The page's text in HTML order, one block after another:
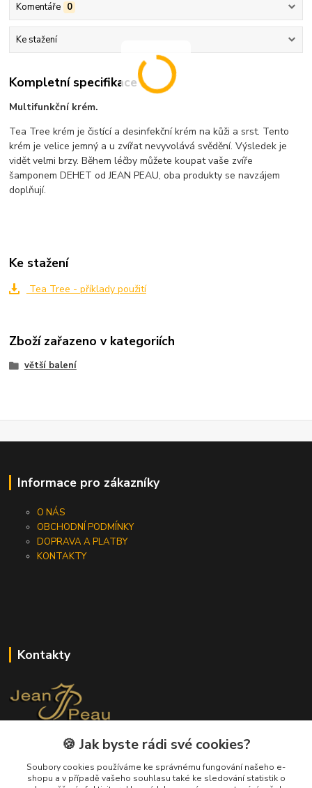
Komentáře 0
Ke stažení
Kompletní specifikace
Multifunkční krém.
Tea Tree krém je čistící a desinfekční krém na kůži a srst. Tento
krém je velice jemný a u zvířat nevyvolává svědění. Výsledek je
vidět velmi brzy. Během léčby můžete koupat vaše zvíře
šamponem DEHET od JEAN PEAU, oba produkty se navzájem
doplňují.
Ke stažení
Tea Tree - příklady použití
Zboží zařazeno v kategoriích
větší balení
Informace pro zákazníky
O NÁS
OBCHODNÍ PODMÍNKY
DOPRAVA A PLATBY
KONTAKTY
Kontakty
+420 733 562 259
info@jeanpeau.cz
🍪 Jak byste rádi své cookies?
Soubory cookies používáme ke správnému fungování našeho e-
shopu a v případě vašeho souhlasu také ke sledování statistik o